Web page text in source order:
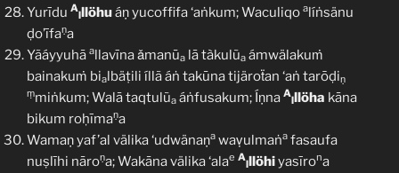
Yurīdu A
lllöhuáṇ yucoffifa ‘aṅkum; Waculiqo alíṅsänu
ḍo’īfaṇa
Yãáyyuhā allavīna ǎmanūa lā tàkulũa ámwälakuṁ
bainakuṁ bialbäṭili íllã áṅ takūna tijäroẗan ‘aṅ tarōḍiṇ
ṃmiṅkum; Walā taqtulũa áṅfusakum; Íṇna A
lllöha kāna
bikum roḥīmaṇa
Wamaṇ yaf’al välika ‘udwänaṇa waṿulmaṅa fasaufa
nuṣlīhi nāroṇa; Wakāna välika ‘alae A
lllöhiyasīrona